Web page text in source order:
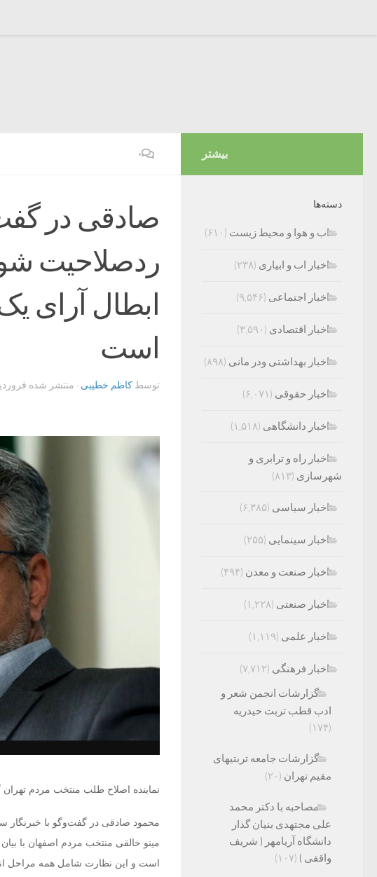
۰
صادقی در
ردصلاحیت
ابطال آرای
است
توسط کاظم خطیبی · منتشر شده فروردین ۱۲,
نماینده اصلاح طلب منتخب مردم تهران
محمود صادقی در گفت‌وگو با خبرنگار
مینو خالقی منتخب مردم اصفهان با
است و این نظارت شامل همه مراحل
بیشتر
دسته‌ها
اب و هوا و محیط زیست (۶۱۰)
اخبار اب و ابیاری (۲۳۸)
اخبار اجتماعی (۹,۵۴۶)
اخبار اقتصادی (۳,۵۹۰)
اخبار بهداشتی ودر مانی (۸۹۸)
اخبار حقوقی (۶,۰۷۱)
اخبار دانشگاهی (۱,۵۱۸)
اخبار راه و ترابری و
شهرسازی (۸۱۳)
اخبار سیاسی (۶,۳۸۵)
اخبار سینمایی (۲۵۵)
اخبار صنعت و معدن (۴۹۴)
اخبار صنعتی (۱,۲۲۸)
اخبار علمی (۱,۱۱۹)
اخبار فرهنگی (۷,۷۱۲)
گزارشات انجمن شعر و
ادب قطب تربت حیدریه
(۱۷۴)
گزارشات جامعه تربتیهای
مقیم تهران (۲۰)
مصاحبه با دکتر محمد
علی مجتهدی بنیان گذار
دانشگاه آریامهر ( شریف
واقفی ) (۱۰۷)